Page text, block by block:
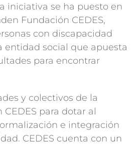
iniciativa se ha puesto en
Fundación CEDES,
con discapacidad
entidad social que apuesta
para encontrar
y colectivos de la
para dotar al
e integración
CEDES cuenta con un